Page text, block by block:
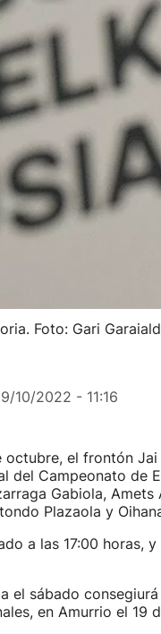
Foto: Gari
10/2022 - 11:16
octubre, el frontón
del Campeonato de
Gabiola,
Plazaola y
a las 17:00 horas,
el sábado
en Amurrio el 19